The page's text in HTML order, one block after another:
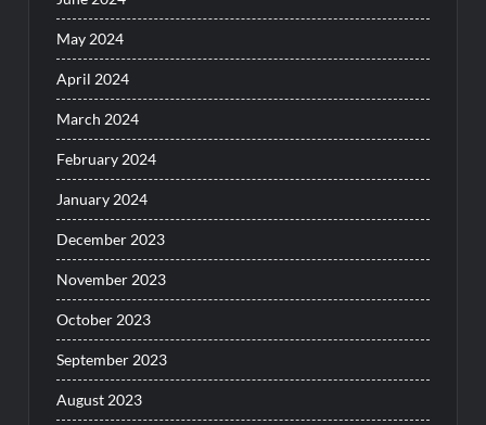
May 2024
April 2024
March 2024
February 2024
January 2024
December 2023
November 2023
October 2023
September 2023
August 2023